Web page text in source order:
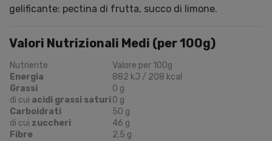
gelificante: pectina di frutta, succo di limone.
Valori Nutrizionali Medi (per 100g)
Nutriente
Valore per 100g
Energia
882 kJ / 208 kcal
Grassi
0 g
di cui acidi grassi saturi0 g
Carboidrati
50 g
di cui zuccheri
46 g
Fibre
2,5 g